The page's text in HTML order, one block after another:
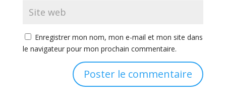
Enregistrer mon nom, mon e-mail et mon site dans
le navigateur pour mon prochain commentaire.